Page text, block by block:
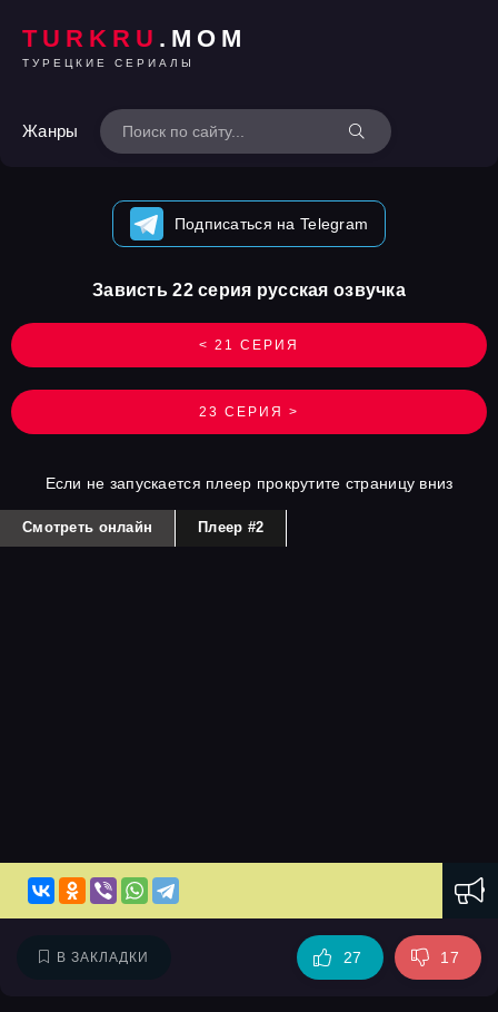
TURKRU .MOM
ТУРЕЦКИЕ СЕРИАЛЫ
Жанры
Подписаться на Telegram
< 21 СЕРИЯ
Зависть 22 серия русская озвучка
23 СЕРИЯ >
Если не запускается плеер прокрутите страницу вниз
Смотреть онлайн Плеер #2
В ЗАКЛАДКИ 27 17